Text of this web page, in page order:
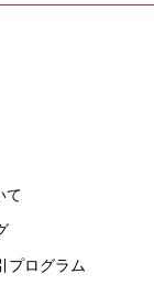
て
プログラム